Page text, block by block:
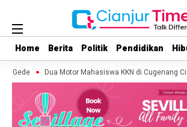
Home Berita Politik Pendidikan
Home Berita Politik Pendidikan
Gede Dua Motor Mahasiswa KKN di Cugenang